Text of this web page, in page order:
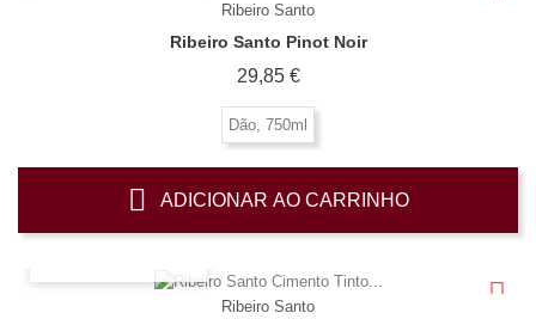
Ribeiro Santo
Ribeiro Santo Pinot Noir
29,85 €Preço
Dão, 750ml
ADICIONAR AO CARRINHO
Ribeiro Santo